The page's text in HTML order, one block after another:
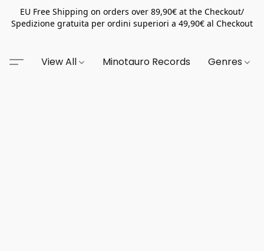
EU Free Shipping on orders over 89,90€ at the Checkout/
Spedizione gratuita per ordini superiori a 49,90€ al Checkout
View All Minotauro Records Genres